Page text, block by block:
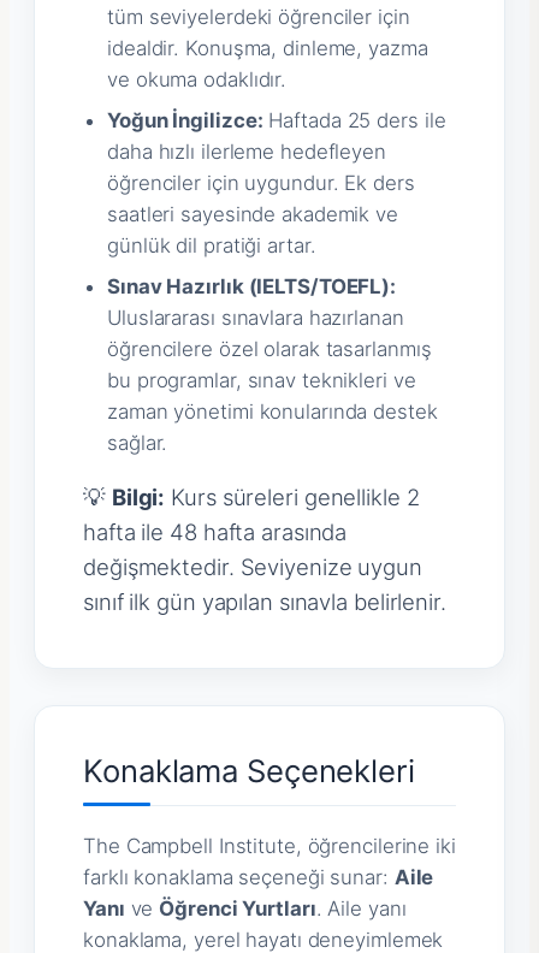
tüm seviyelerdeki öğrenciler için
idealdir. Konuşma, dinleme, yazma
ve okuma odaklıdır.
Yoğun İngilizce: Haftada 25 ders ile
daha hızlı ilerleme hedefleyen
öğrenciler için uygundur. Ek ders
saatleri sayesinde akademik ve
günlük dil pratiği artar.
Sınav Hazırlık (IELTS/TOEFL):
Uluslararası sınavlara hazırlanan
öğrencilere özel olarak tasarlanmış
bu programlar, sınav teknikleri ve
zaman yönetimi konularında destek
sağlar.
💡 Bilgi: Kurs süreleri genellikle 2
hafta ile 48 hafta arasında
değişmektedir. Seviyenize uygun
sınıf ilk gün yapılan sınavla belirlenir.
Konaklama Seçenekleri
The Campbell Institute, öğrencilerine iki
farklı konaklama seçeneği sunar: Aile
Yanı ve Öğrenci Yurtları. Aile yanı
konaklama, yerel hayatı deneyimlemek